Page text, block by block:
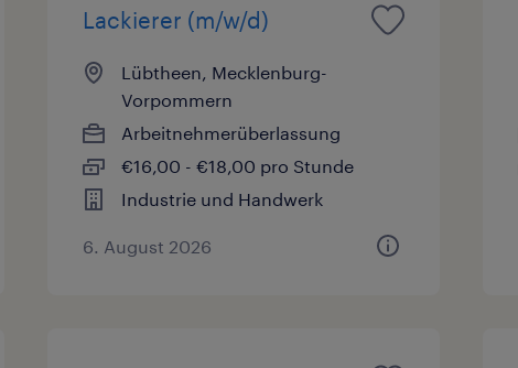
Lackierer (m/w/d)
Lübtheen, Mecklenburg-
Vorpommern
Arbeitnehmerüberlassung
€16,00 - €18,00 pro Stunde
Industrie und Handwerk
6. August 2026